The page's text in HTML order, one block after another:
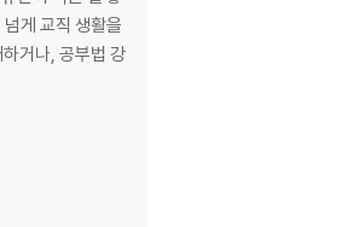
게 교직 생활을
거나, 공부법 강